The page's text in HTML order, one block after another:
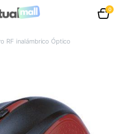
0
RF inalámbrico Óptico